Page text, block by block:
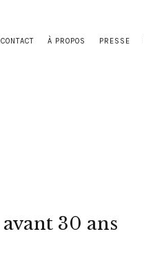
CONTACT À PROPOS PRESSE
30 ans